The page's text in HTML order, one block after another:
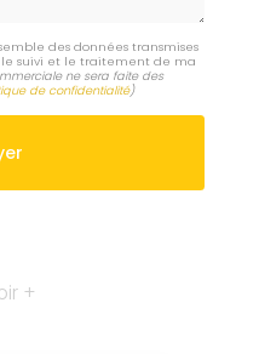
des données transmises
suivi et le traitement de ma
ne sera faite des
de confidentialité)
+